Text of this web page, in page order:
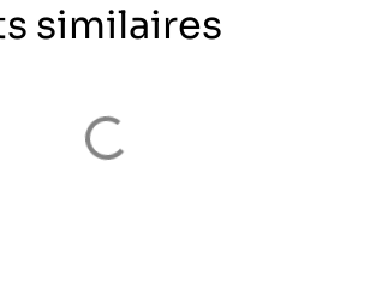
similaires